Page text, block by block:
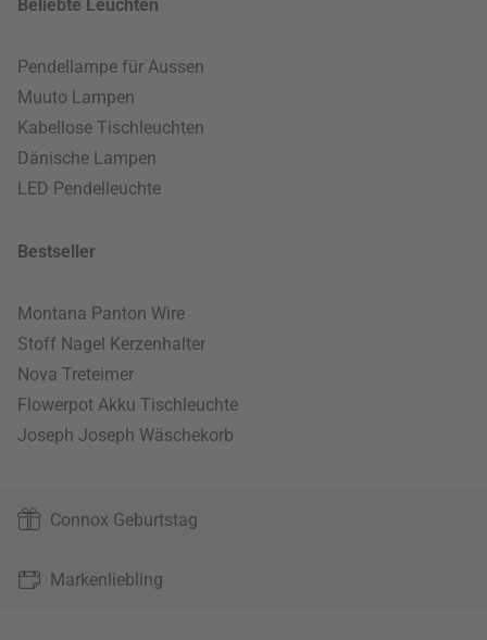
Beliebte Leuchten
Pendellampe für Aussen
Muuto Lampen
Kabellose Tischleuchten
Dänische Lampen
LED Pendelleuchte
Bestseller
Montana Panton Wire
Stoff Nagel Kerzenhalter
Nova Treteimer
Flowerpot Akku Tischleuchte
Joseph Joseph Wäschekorb
Connox Geburtstag
Markenliebling